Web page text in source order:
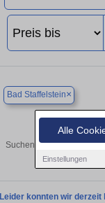
Alle
Einstellungen
Bad Staffelstein×
Suchen Sie in Bad
Leider konnten wir